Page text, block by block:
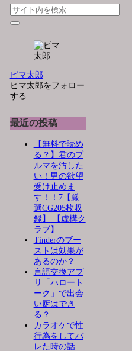
ピマ太郎
ピマ太郎をフォロー
する
最近の投稿
【無料で読め
る？】君のブ
ルマを汚した
い！男の欲望
受け止めま
す！！7【厳
選CG205枚収
録】 【虚構ク
ラブ】
Tinderのブー
ストは効果が
あるのか？
言語交換アプ
リ「ハロート
ーク」で出会
い厨はでき
る？
カラオケで性
行為をしてバ
レた時の話